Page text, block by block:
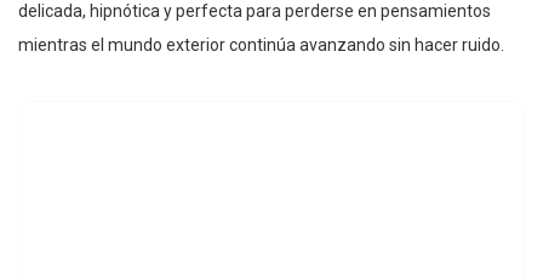
delicada, hipnótica y perfecta para perderse en pensamientos
mientras el mundo exterior continúa avanzando sin hacer ruido.